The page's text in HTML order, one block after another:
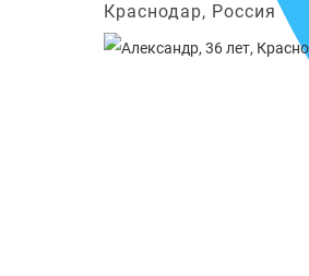
Краснодар, Россия